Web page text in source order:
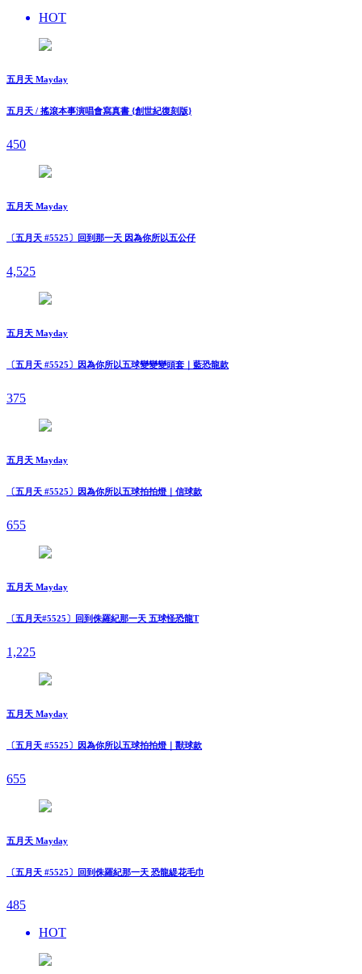
HOT
五月天 Mayday
五月天 / 搖滾本事演唱會寫真書 {創世紀復刻版}
450
五月天 Mayday
〔五月天 #5525〕回到那一天 因為你所以五公仔
4,525
五月天 Mayday
〔五月天 #5525〕因為你所以五球變變變頭套｜藍恐龍款
375
五月天 Mayday
〔五月天 #5525〕因為你所以五球拍拍燈｜信球款
655
五月天 Mayday
〔五月天#5525〕回到侏羅紀那一天 五球怪恐龍T
1,225
五月天 Mayday
〔五月天 #5525〕因為你所以五球拍拍燈｜獸球款
655
五月天 Mayday
〔五月天 #5525〕回到侏羅紀那一天 恐龍緹花毛巾
485
HOT